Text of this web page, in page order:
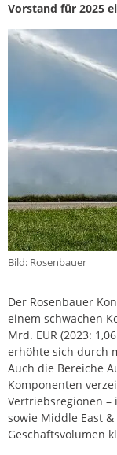
Vorstand für 2025
Bild: Rosenbauer
Der Rosenbauer
einem schwachen
Mrd. EUR (2023:
erhöhte sich durch
Auch die Bereiche
Komponenten
Vertriebsregionen –
sowie Middle East
Geschäftsvolumen